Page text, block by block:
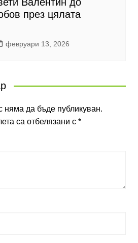
през цялата
февруари 13, 2026
да бъде публикуван.
са отбелязани с *